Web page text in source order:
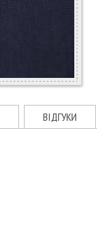
ВІДГУКИ